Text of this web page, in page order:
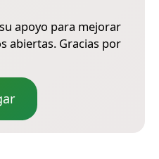
apoyo para mejorar
abiertas. Gracias por